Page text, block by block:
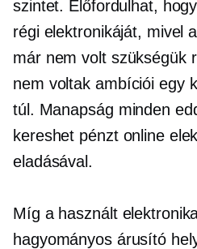
szintet. Előfordulhat,
régi elektronikáját, mivel
már nem volt szükségük
nem voltak ambíciói egy
túl. Manapság minden
kereshet pénzt online
eladásával.
Míg a használt
hagyományos árusító